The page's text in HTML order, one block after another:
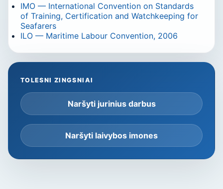
IMO — International Convention on Standards
of Training, Certification and Watchkeeping for
Seafarers
ILO — Maritime Labour Convention, 2006
TOLESNI ZINGSNIAI
Naršyti jurinius darbus
Naršyti laivybos imones